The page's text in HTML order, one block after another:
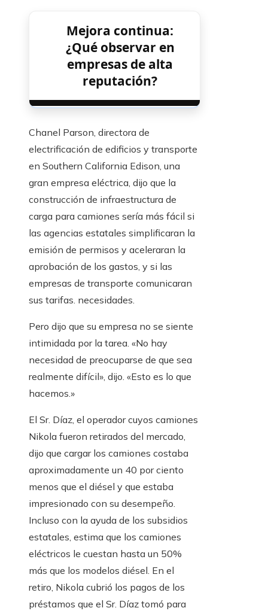
Mejora continua:
¿Qué observar en
empresas de alta
reputación?
Chanel Parson, directora de
electrificación de edificios y transporte
en Southern California Edison, una
gran empresa eléctrica, dijo que la
construcción de infraestructura de
carga para camiones sería más fácil si
las agencias estatales simplificaran la
emisión de permisos y aceleraran la
aprobación de los gastos, y si las
empresas de transporte comunicaran
sus tarifas. necesidades.
Pero dijo que su empresa no se siente
intimidada por la tarea. «No hay
necesidad de preocuparse de que sea
realmente difícil», dijo. «Esto es lo que
hacemos.»
El Sr. Díaz, el operador cuyos camiones
Nikola fueron retirados del mercado,
dijo que cargar los camiones costaba
aproximadamente un 40 por ciento
menos que el diésel y que estaba
impresionado con su desempeño.
Incluso con la ayuda de los subsidios
estatales, estima que los camiones
eléctricos le cuestan hasta un 50%
más que los modelos diésel. En el
retiro, Nikola cubrió los pagos de los
préstamos que el Sr. Díaz tomó para